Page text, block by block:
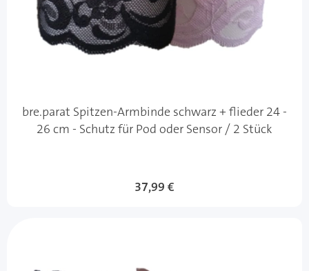
bre.parat Spitzen-Armbinde schwarz + flieder 24 -
26 cm - Schutz für Pod oder Sensor / 2 Stück
37,99 €